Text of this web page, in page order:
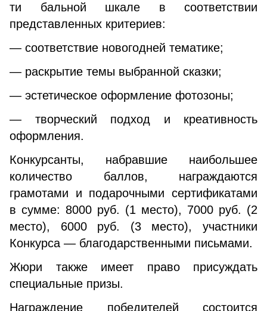
ти бальной шкале в соответствии
представленных критериев:
— соответствие новогодней тематике;
— раскрытие темы выбранной сказки;
— эстетическое оформление фотозоны;
— творческий подход и креативность
оформления.
Конкурсанты, набравшие наибольшее
количество баллов, награждаются
грамотами и подарочными сертификатами
в сумме: 8000 руб. (1 место), 7000 руб. (2
место), 6000 руб. (3 место), участники
Конкурса — благодарственными письмами.
Жюри также имеет право присуждать
специальные призы.
Награждение победителей состоится